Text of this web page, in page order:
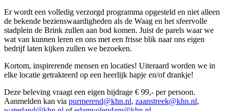
Er wordt een volledig verzorgd programma opgesteld en niet alleen
de bekende bezienswaardigheden als de Waag en het sfeervolle
stadplein de Brink zullen aan bod komen. Juist de parels waar we
wat van kunnen leren en ons met een frisse blik naar ons eigen
bedrijf laten kijken zullen we bezoeken.
Kortom, inspirerende mensen en locaties! Uiteraard worden we in
elke locatie getrakteerd op een heerlijk hapje en/of drankje!
Deze beleving vraagt een eigen bijdrage € 99,- per persoon.
Aanmelden kan via purmerend@khn.nl, zaanstreek@khn.nl,